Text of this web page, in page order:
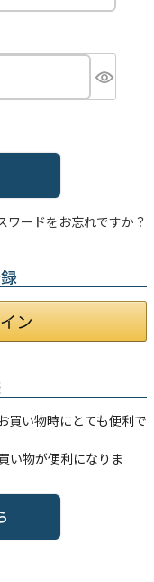
ワードをお忘れですか？
買い物時にとても便利で
い物が便利になりま